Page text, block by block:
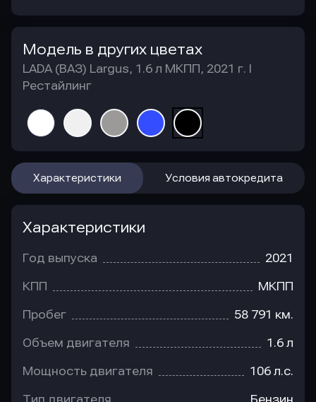
Модель в других цветах
LADA (ВАЗ) Largus, 1.6 л МКПП, 2021 г. I
Рестайлинг
Характеристики Условия автокредита
Характеристики
Год выпуска 2021
КПП МКПП
Пробег 58 791 км.
Объем двигателя 1.6 л
Мощность двигателя 106 л.с.